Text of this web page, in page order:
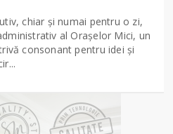
chiar și numai pentru o zi,
al Orașelor Mici, un
consonant pentru idei și